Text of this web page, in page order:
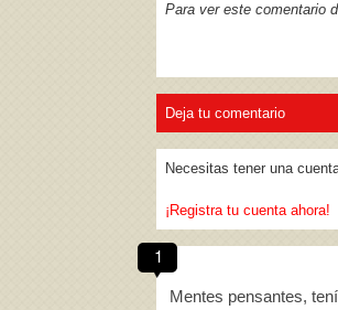
Para ver este comentario
Deja tu comentario
Necesitas tener una
¡Registra tu cuenta ahora!
1
Mentes pensantes,